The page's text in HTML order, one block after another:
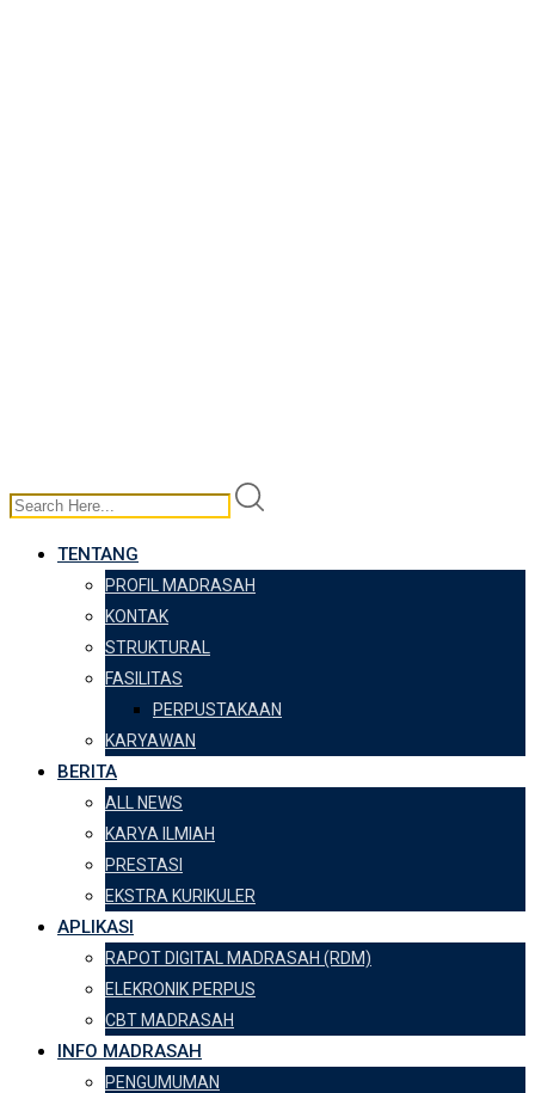
TENTANG
PROFIL MADRASAH
KONTAK
STRUKTURAL
FASILITAS
PERPUSTAKAAN
KARYAWAN
BERITA
ALL NEWS
KARYA ILMIAH
PRESTASI
EKSTRA KURIKULER
APLIKASI
RAPOT DIGITAL MADRASAH (RDM)
ELEKRONIK PERPUS
CBT MADRASAH
INFO MADRASAH
PENGUMUMAN